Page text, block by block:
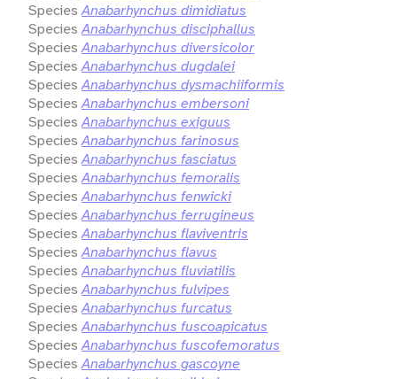
Species Anabarhynchus dimidiatus
Species Anabarhynchus disciphallus
Species Anabarhynchus diversicolor
Species Anabarhynchus dugdalei
Species Anabarhynchus dysmachiiformis
Species Anabarhynchus embersoni
Species Anabarhynchus exiguus
Species Anabarhynchus farinosus
Species Anabarhynchus fasciatus
Species Anabarhynchus femoralis
Species Anabarhynchus fenwicki
Species Anabarhynchus ferrugineus
Species Anabarhynchus flaviventris
Species Anabarhynchus flavus
Species Anabarhynchus fluviatilis
Species Anabarhynchus fulvipes
Species Anabarhynchus furcatus
Species Anabarhynchus fuscoapicatus
Species Anabarhynchus fuscofemoratus
Species Anabarhynchus gascoyne